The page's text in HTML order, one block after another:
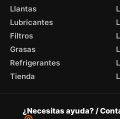
Llantas
Lubricantes
Filtros
Grasas
Refrigerantes
Tienda
¿Necesitas ayuda? /